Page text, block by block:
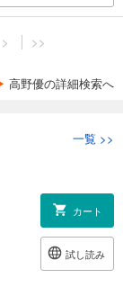
> >>
高野優の詳細検索へ
一覧 >>
カート
試し読み